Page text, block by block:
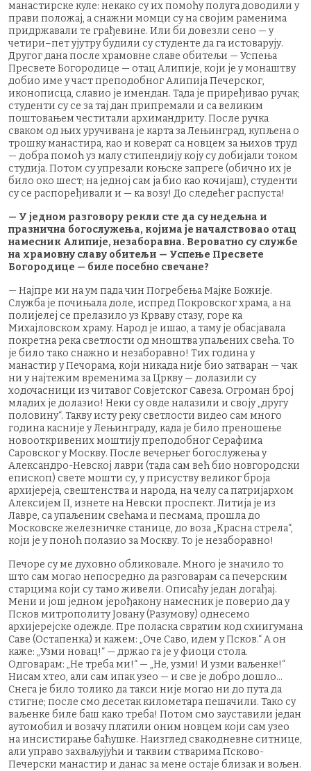
манастирске куле: некако су их помоћу полуга доводили у
прави положај, а снажни момци су на својим раменима
придржавали те грађевине. Или би довезли сено — у
четири–пет ујутру будили су студенте да га истоварују.
Другог дана после храмовне славе обитељи — Успења
Пресвете Богородице — отац Алипије, који је у монаштву
добио име у част преподобног Алипија Печерског,
иконописца, славио је имендан. Тада је приређивао ручак;
студенти су се за тај дан припремали и са великим
поштовањем честитали архимандриту. После ручка
сваком од њих уручивана је карта за Лењинград, купљена о
трошку манастира, као и коверат са новцем за њихов труд
— добра помоћ уз малу стипендију коју су добијали током
студија. Потом су упрезали коњске запреге (обично их је
било око шест; на једној сам ја био као кочијаш), студенти
су се распоређивали и — ка возу! До следећег распуста!
— У једном разговору рекли сте да су недељна и
празнична богослужења, којима је началствовао отац
намесник Алипије, незаборавна. Вероватно су службе
на храмовну славу обитељи — Успење Пресвете
Богородице — биле посебно свечане?
— Најпре ми на ум пада чин Погребења Мајке Божије.
Служба је почињала доле, испред Покровског храма, а на
полијелеј се прелазило уз Крваву стазу, горе ка
Михајловском храму. Народ је ишао, а таму је обасјавала
покретна река светлости од мноштва упаљених свећа. То
је било тако снажно и незаборавно! Тих година у
манастир у Печорама, који никада није био затваран — чак
ни у најтежим временима за Цркву — долазили су
ходочасници из читавог Совјетског Савеза. Огроман број
младих је долазио! Неки су овде налазили и своју „другу
половину“. Такву исту реку светлости видео сам много
година касније у Лењинграду, када је било преношење
новооткривених моштију преподобног Серафима
Саровског у Москву. После вечерњег богослужења у
Александро-Невској лаври (тада сам већ био новгородски
епископ) свете мошти су, у присуству великог броја
архијереја, свештенства и народа, на челу са патријархом
Алексијем II, изнете на Невски проспект. Литија је из
Лавре, са упаљеним свећама и песмама, прошла до
Московске железничке станице, до воза „Красна стрела“,
који је у поноћ полазио за Москву. То је незаборавно!
Печоре су ме духовно обликовале. Много је значило то
што сам могао непосредно да разговарам са печерским
старцима који су тамо живели. Описаћу један догађај.
Мени и још једном јерођакону намесник је поверио да у
Псков митрополиту Јовану (Разумову) однесемо
архијерејске одежде. Пре поласка свратим код схиигумана
Саве (Остапенка) и кажем: „Оче Саво, идем у Псков.“ А он
каже: „Узми новац!“ — држао га је у фиоци стола.
Одговарам: „Не треба ми!“ — „Не, узми! И узми ваљенке!“
Нисам хтео, али сам ипак узео — и све је добро дошло...
Снега је било толико да такси није могао ни до пута да
стигне; после смо десетак километара пешачили. Тако су
ваљенке биле баш како треба! Потом смо зауставили један
аутомобил и возачу платили оним новцем који сам узео
на инсистирање баћушке. Наизглед свакодневне ситнице,
али управо захваљујући и таквим стварима Псково-
Печерски манастир и данас за мене остаје близак и вољен.